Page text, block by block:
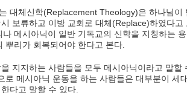
대체신학(Replacement Theology)은 하나님이
보류하고 이방 교회로 대체(Replace)하였다고
나 메시아닉이 일반 기독교의 신학을 지칭하는
뿌리가 회복되어야 한다고 본다
지지하는 사람들을 모두 메시아닉이라고 말할
로 메시아닉 운동을 하는 사람들은 대부분이 세
다고 말할 수 있다